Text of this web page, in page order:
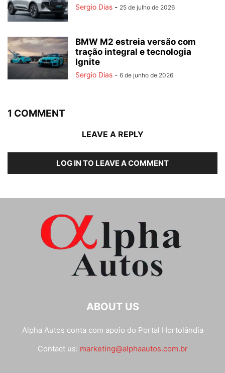
Sergio Dias - 25 de julho de 2026
BMW M2 estreia versão com
tração integral e tecnologia
Ignite
Sergio Dias - 6 de junho de 2026
1 COMMENT
LEAVE A REPLY
LOG IN TO LEAVE A COMMENT
ABOUT US
Alpha Autos conta com apoio do Portal Hortolândia
Contact us: marketing@alphaautos.com.br